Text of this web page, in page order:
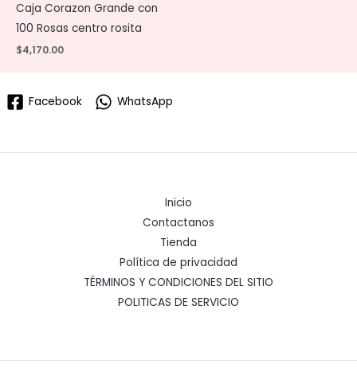
Caja Corazon Grande con
100 Rosas centro rosita
$4,170.00
Facebook WhatsApp
Inicio
Contactanos
Tienda
Política de privacidad
TÉRMINOS Y CONDICIONES DEL SITIO
POLITICAS DE SERVICIO